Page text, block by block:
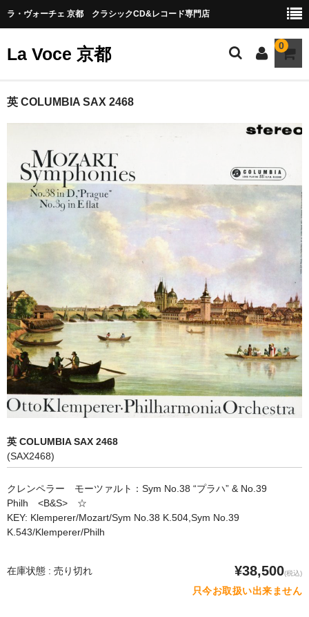
ラ・ヴォーチェ 京都 クラシックCD&レコード専門店
La Voce 京都 0
CATALOG LP
交響曲・管弦楽曲
協奏曲
器楽曲
合唱
オペラ
歌曲
PICK UP
ORDER
NEWS
CONTACT
英 COLUMBIA SAX 2468
英 COLUMBIA SAX 2468
(SAX2468)
クレンペラー モーツァルト：Sym No.38 “プラハ” & No.39
Philh <B&S> ☆
KEY: Klemperer/Mozart/Sym No.38 K.504,Sym No.39
K.543/Klemperer/Philh
在庫状態 : 売り切れ ¥38,500(税込)
只今お取扱い出来ません